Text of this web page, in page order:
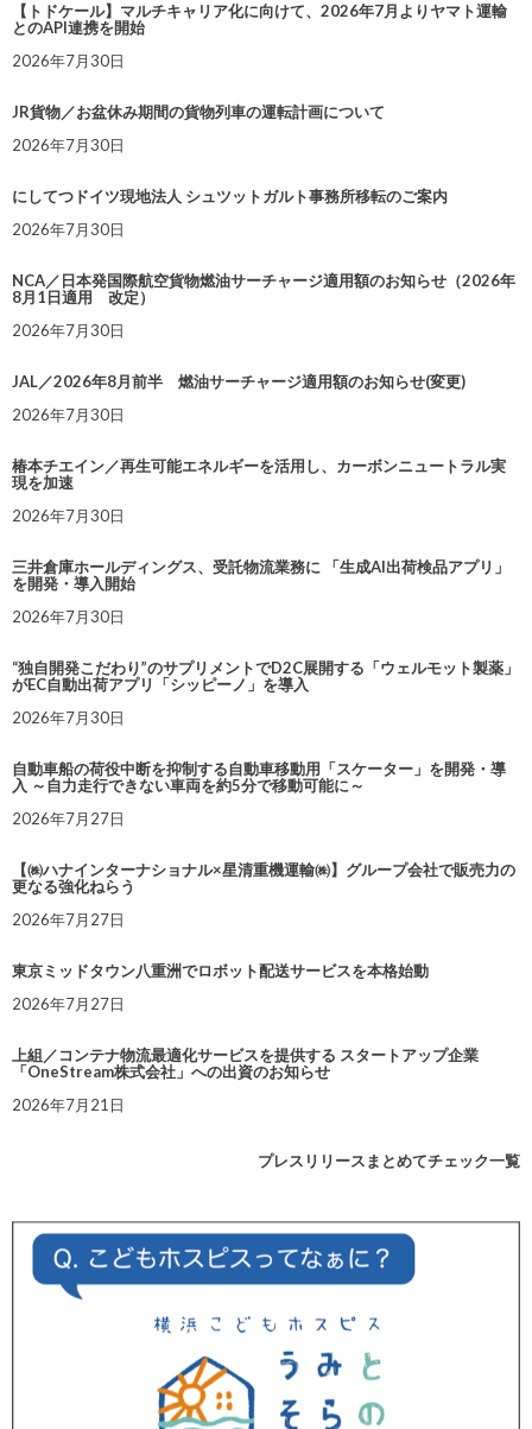
【トドケール】マルチキャリア化に向けて、2026年7月よりヤマト運輸
とのAPI連携を開始
2026年7月30日
JR貨物／お盆休み期間の貨物列車の運転計画について
2026年7月30日
にしてつドイツ現地法人 シュツットガルト事務所移転のご案内
2026年7月30日
NCA／日本発国際航空貨物燃油サーチャージ適用額のお知らせ（2026年
8月1日適用 改定）
2026年7月30日
JAL／2026年8月前半 燃油サーチャージ適用額のお知らせ(変更)
2026年7月30日
椿本チエイン／再生可能エネルギーを活用し、カーボンニュートラル実
現を加速
2026年7月30日
三井倉庫ホールディングス、受託物流業務に 「生成AI出荷検品アプリ」
を開発・導入開始
2026年7月30日
“独自開発こだわり”のサプリメントでD2C展開する「ウェルモット製薬」
がEC自動出荷アプリ「シッピーノ」を導入
2026年7月30日
自動車船の荷役中断を抑制する自動車移動用「スケーター」を開発・導
入 ～自力走行できない車両を約5分で移動可能に～
2026年7月27日
【㈱ハナインターナショナル×星清重機運輸㈱】グループ会社で販売力の
更なる強化ねらう
2026年7月27日
東京ミッドタウン八重洲でロボット配送サービスを本格始動
2026年7月27日
上組／コンテナ物流最適化サービスを提供する スタートアップ企業
「OneStream株式会社」への出資のお知らせ
2026年7月21日
プレスリリースまとめてチェック一覧